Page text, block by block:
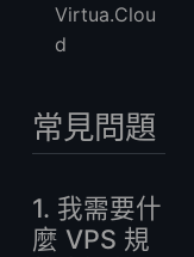
Virtua.Clou
d
常見問題
1. 我需要什
麼 VPS 規